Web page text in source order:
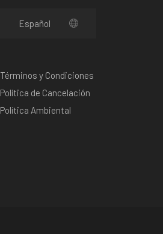
Términos y Condiciones
Política de Cancelación
Política Ambiental